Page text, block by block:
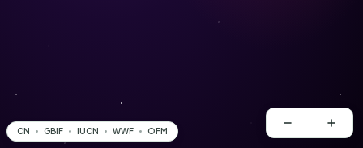
CN GBIF IUCN WWF OFM